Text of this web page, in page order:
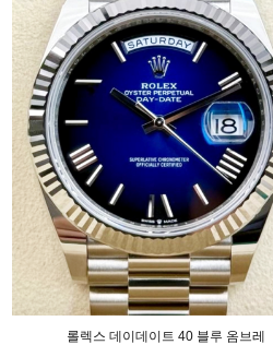
롤렉스 데이데이트 40 블루 옴브레